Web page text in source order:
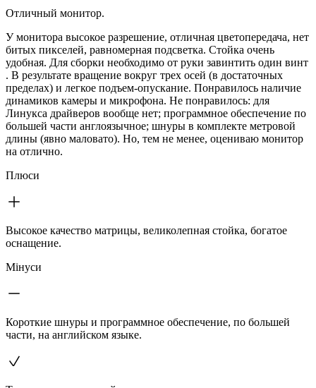
Отличный монитор.
У монитора высокое разрешение, отличная цветопередача, нет
битых пикселей, равномерная подсветка. Стойка очень
удобная. Для сборки необходимо от руки завинтить один винт
. В результате вращение вокруг трех осей (в достаточных
пределах) и легкое подъем-опускание. Понравилось наличие
динамиков камеры и микрофона. Не понравилось: для
Линукса драйверов вообще нет; программное обеспечение по
большей части англоязычное; шнуры в комплекте метровой
длины (явно маловато). Но, тем не менее, оцениваю монитор
на отлично.
Плюси
Высокое качество матрицы, великолепная стойка, богатое
оснащение.
Мінуси
Короткие шнуры и программное обеспечение, по большей
части, на английском языке.